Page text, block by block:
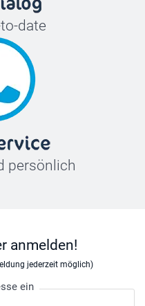
date
persönlich
anmelden!
jederzeit möglich)
ein